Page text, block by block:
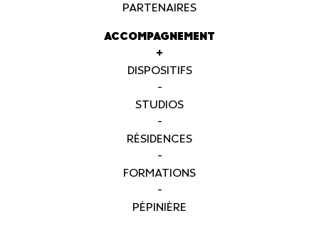
PARTENAIRES
ACCOMPAGNEMENT
+
DISPOSITIFS
-
STUDIOS
-
RÉSIDENCES
-
FORMATIONS
-
PÉPINIÈRE